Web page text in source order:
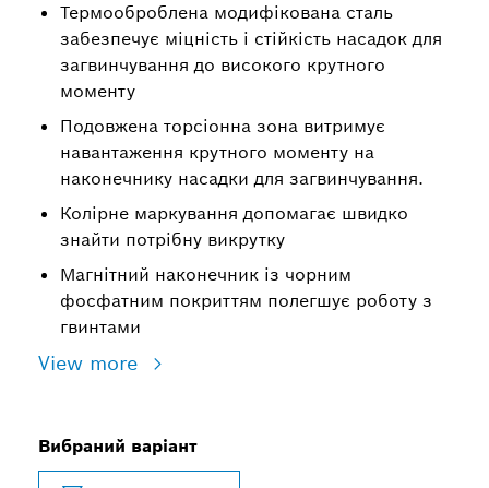
Термооброблена модифікована сталь
забезпечує міцність і стійкість насадок для
загвинчування до високого крутного
моменту
Подовжена торсіонна зона витримує
навантаження крутного моменту на
наконечнику насадки для загвинчування.
Колірне маркування допомагає швидко
знайти потрібну викрутку
Магнітний наконечник із чорним
фосфатним покриттям полегшує роботу з
гвинтами
View more
Вибраний варіант